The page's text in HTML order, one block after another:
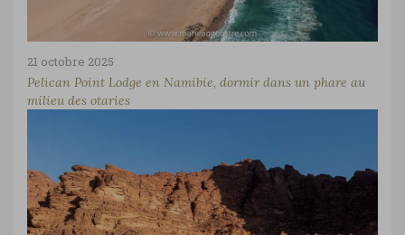
21 octobre 2025
Pelican Point Lodge en Namibie, dormir dans un phare au
milieu des otaries